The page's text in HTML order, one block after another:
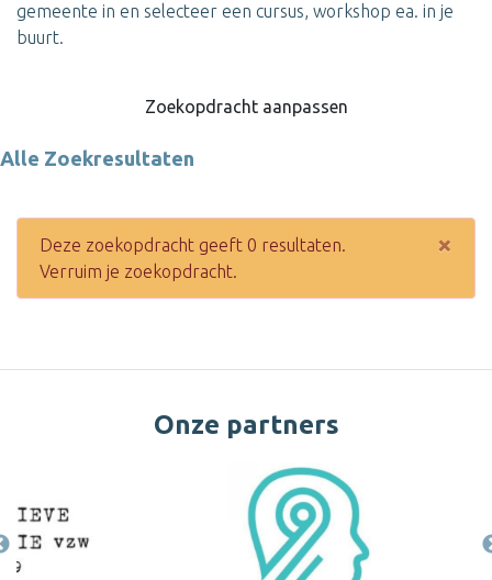
gemeente in en selecteer een cursus, workshop ea. in je
buurt.
Zoekopdracht aanpassen
Alle Zoekresultaten
Deze zoekopdracht geeft 0 resultaten.
Verruim je zoekopdracht.
×
Onze partners